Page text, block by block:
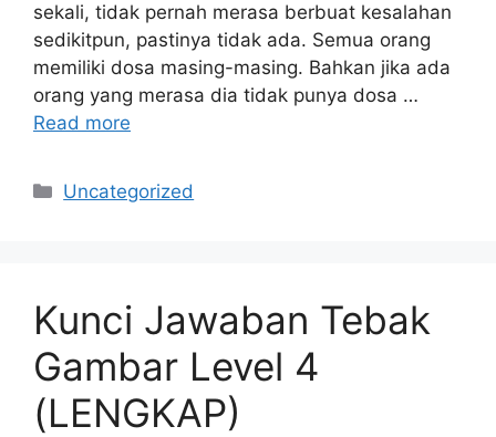
sekali, tidak pernah merasa berbuat kesalahan
sedikitpun, pastinya tidak ada. Semua orang
memiliki dosa masing-masing. Bahkan jika ada
orang yang merasa dia tidak punya dosa …
Read more
Categories
Uncategorized
Kunci Jawaban Tebak
Gambar Level 4
(LENGKAP)